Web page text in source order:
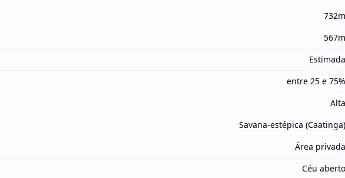
732m
567m
Estimada
entre 25 e 75%
Alta
Savana-estépica (Caatinga)
Área privada
Céu aberto